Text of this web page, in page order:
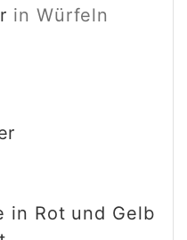
in Würfeln
in Rot und Gelb